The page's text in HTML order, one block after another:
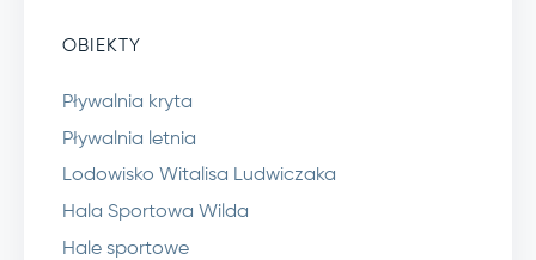
OBIEKTY
Pływalnia kryta
Pływalnia letnia
Lodowisko Witalisa Ludwiczaka
Hala Sportowa Wilda
Hale sportowe